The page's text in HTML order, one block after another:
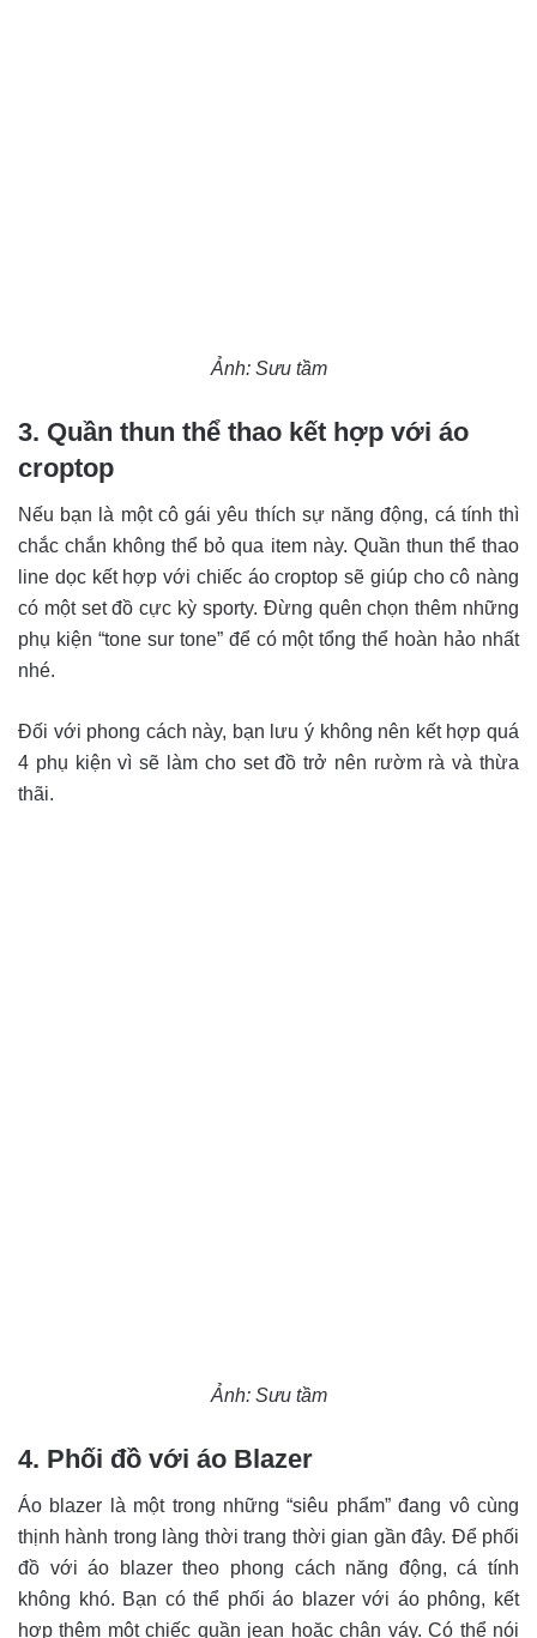
Ảnh: Sưu tầm
3. Quần thun thể thao kết hợp với áo
croptop
Nếu bạn là một cô gái yêu thích sự năng động, cá tính thì
chắc chắn không thể bỏ qua item này. Quần thun thể thao
line dọc kết hợp với chiếc áo croptop sẽ giúp cho cô nàng
có một set đồ cực kỳ sporty. Đừng quên chọn thêm những
phụ kiện “tone sur tone” để có một tổng thể hoàn hảo nhất
nhé.
Đối với phong cách này, bạn lưu ý không nên kết hợp quá
4 phụ kiện vì sẽ làm cho set đồ trở nên rườm rà và thừa
thãi.
Ảnh: Sưu tầm
4. Phối đồ với áo Blazer
Áo blazer là một trong những “siêu phẩm” đang vô cùng
thịnh hành trong làng thời trang thời gian gần đây. Để phối
đồ với áo blazer theo phong cách năng động, cá tính
không khó. Bạn có thể phối áo blazer với áo phông, kết
hợp thêm một chiếc quần jean hoặc chân váy. Có thể nói